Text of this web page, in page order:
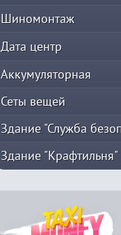
Шиномонтаж
Дата центр
Аккумуляторная
Сеты вещей
Здание "Служба
Здание "Крафтильня"